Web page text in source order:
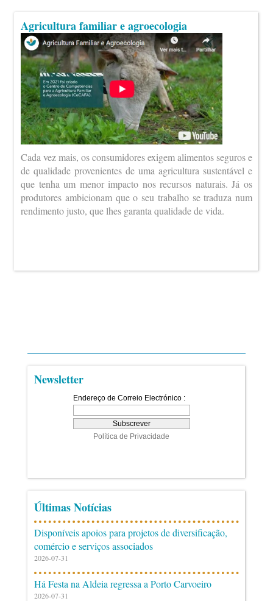
Agricultura familiar e agroecologia
Cada vez mais, os consumidores exigem alimentos seguros e
de qualidade provenientes de uma agricultura sustentável e
que tenha um menor impacto nos recursos naturais. Já os
produtores ambicionam que o seu trabalho se traduza num
rendimento justo, que lhes garanta qualidade de vida.
Newsletter
Últimas Notícias
Disponíveis apoios para projetos de diversificação,
comércio e serviços associados
2026-07-31
Há Festa na Aldeia regressa a Porto Carvoeiro
2026-07-31